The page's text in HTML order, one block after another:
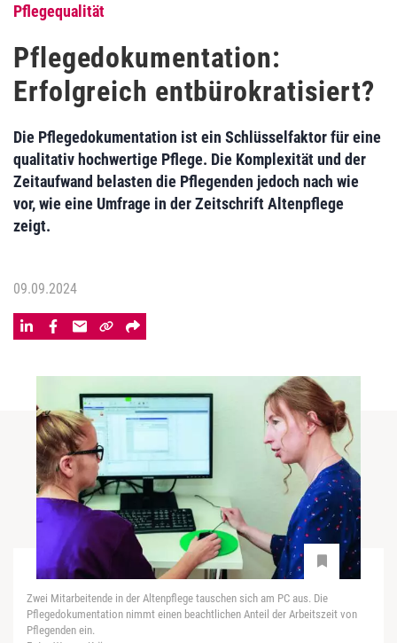
Pflegequalität
Pflegedokumentation:
Erfolgreich entbürokratisiert?
Die Pflegedokumentation ist ein Schlüsselfaktor für eine
qualitativ hochwertige Pflege. Die Komplexität und der
Zeitaufwand belasten die Pflegenden jedoch nach wie
vor, wie eine Umfrage in der Zeitschrift Altenpflege
zeigt.
09.09.2024
Zwei Mitarbeitende in der Altenpflege tauschen sich am PC aus. Die
Pflegedokumentation nimmt einen beachtlichen Anteil der Arbeitszeit von
Pflegenden ein.